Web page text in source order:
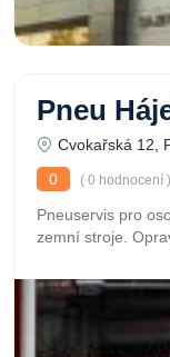
Pneu
Cvokařská 12,
0
( 0 hodnocení )
Pneuservis pro
zemní stroje.